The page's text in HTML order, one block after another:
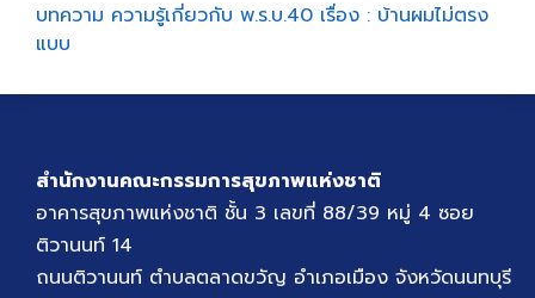
บทความ ความรู้เกี่ยวกับ พ.ร.บ.40 เรื่อง : บ้านผมไม่ตรง
แบบ
สำนักงานคณะกรรมการสุขภาพแห่งชาติ
อาคารสุขภาพแห่งชาติ ชั้น 3 เลขที่ 88/39 หมู่ 4 ซอย
ติวานนท์ 14
ถนนติวานนท์ ตำบลตลาดขวัญ อำเภอเมือง จังหวัดนนทบุรี